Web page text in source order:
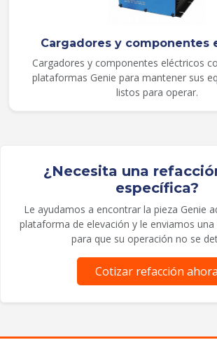
Cargadores y componentes
Cargadores y componentes eléctricos
plataformas Genie para mantener sus
listos para operar.
¿Necesita una
específica?
Le ayudamos a encontrar la pieza Genie
plataforma de elevación y le enviamos
para que su operación no se
Cotizar refacción ahora